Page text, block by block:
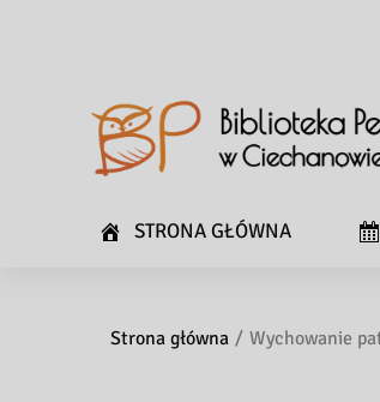
STRONA GŁÓWNA
Strona główna Wychowanie